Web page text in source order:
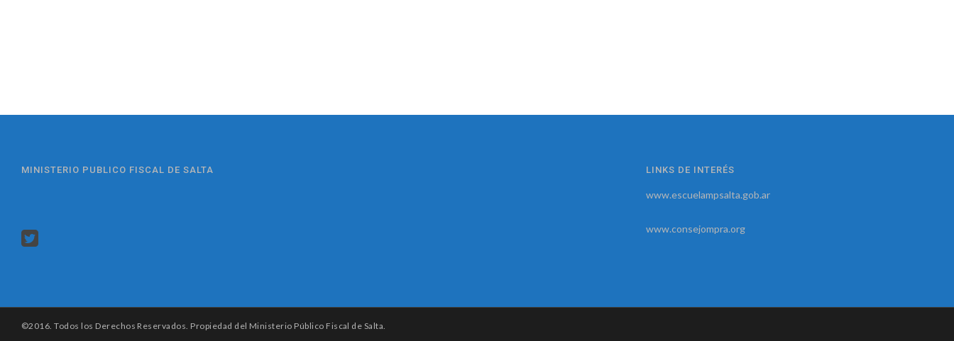
MINISTERIO PUBLICO FISCAL DE SALTA LINKS DE INTERÉS
www.escuelampsalta.gob.ar
www.consejompra.org
©2016. Todos los Derechos Reservados. Propiedad del Ministerio Público Fiscal de Salta.